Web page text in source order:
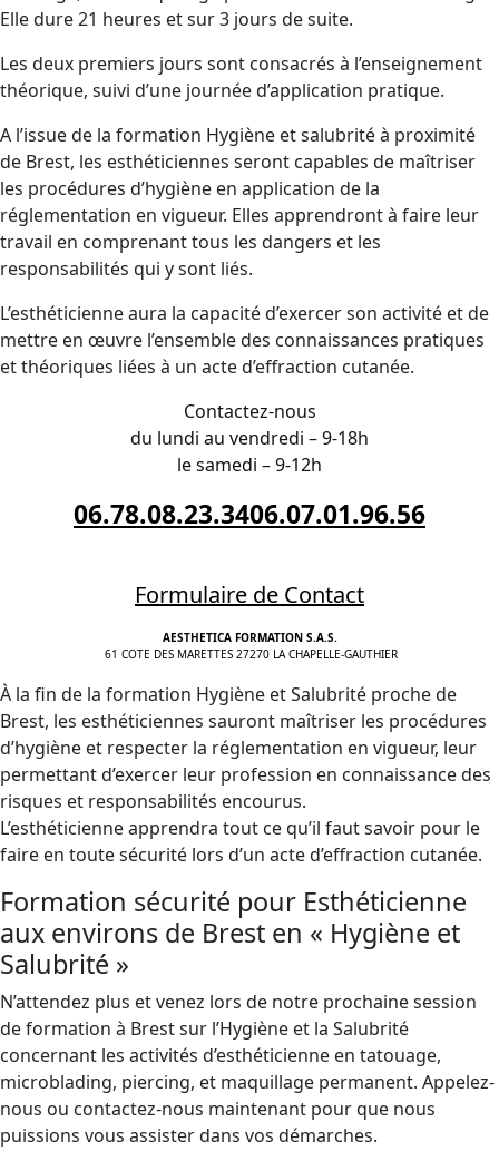
Elle dure 21 heures et sur 3 jours de suite.
Les deux premiers jours sont consacrés à l’enseignement
théorique, suivi d’une journée d’application pratique.
A l’issue de la formation Hygiène et salubrité à proximité
de Brest, les esthéticiennes seront capables de maîtriser
les procédures d’hygiène en application de la
réglementation en vigueur. Elles apprendront à faire leur
travail en comprenant tous les dangers et les
responsabilités qui y sont liés.
L’esthéticienne aura la capacité d’exercer son activité et de
mettre en œuvre l’ensemble des connaissances pratiques
et théoriques liées à un acte d’effraction cutanée.
Contactez-nous
du lundi au vendredi – 9-18h
le samedi – 9-12h
06.78.08.23.3406.07.01.96.56
Formulaire de Contact
AESTHETICA FORMATION S.A.S.
61 COTE DES MARETTES 27270 LA CHAPELLE-GAUTHIER
À la fin de la formation Hygiène et Salubrité proche de
Brest, les esthéticiennes sauront maîtriser les procédures
d’hygiène et respecter la réglementation en vigueur, leur
permettant d’exercer leur profession en connaissance des
risques et responsabilités encourus.
L’esthéticienne apprendra tout ce qu’il faut savoir pour le
faire en toute sécurité lors d’un acte d’effraction cutanée.
Formation sécurité pour Esthéticienne
aux environs de Brest en « Hygiène et
Salubrité »
N’attendez plus et venez lors de notre prochaine session
de formation à Brest sur l’Hygiène et la Salubrité
concernant les activités d’esthéticienne en tatouage,
microblading, piercing, et maquillage permanent. Appelez-
nous ou contactez-nous maintenant pour que nous
puissions vous assister dans vos démarches.